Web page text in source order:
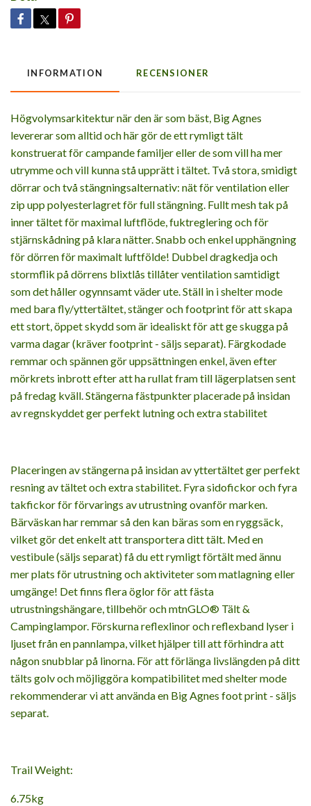
INFORMATION RECENSIONER
Högvolymsarkitektur när den är som bäst, Big Agnes
levererar som alltid och här gör de ett rymligt tält
konstruerat för campande familjer eller de som vill ha mer
utrymme och vill kunna stå upprätt i tältet. Två stora, smidigt
dörrar och två stängningsalternativ: nät för ventilation eller
zip upp polyesterlagret för full stängning. Fullt mesh tak på
inner tältet för maximal luftflöde, fuktreglering och för
stjärnskådning på klara nätter. Snabb och enkel upphängning
för dörren för maximalt luftfölde! Dubbel dragkedja och
stormflik på dörrens blixtlås tillåter ventilation samtidigt
som det håller ogynnsamt väder ute. Ställ in i shelter mode
med bara fly/yttertältet, stänger och footprint för att skapa
ett stort, öppet skydd som är idealiskt för att ge skugga på
varma dagar (kräver footprint - säljs separat). Färgkodade
remmar och spännen gör uppsättningen enkel, även efter
mörkrets inbrott efter att ha rullat fram till lägerplatsen sent
på fredag kväll. Stängerna fästpunkter placerade på insidan
av regnskyddet ger perfekt lutning och extra stabilitet
Placeringen av stängerna på insidan av yttertältet ger perfekt
resning av tältet och extra stabilitet. Fyra sidofickor och fyra
takfickor för förvarings av utrustning ovanför marken.
Bärväskan har remmar så den kan bäras som en ryggsäck,
vilket gör det enkelt att transportera ditt tält. Med en
vestibule (säljs separat) få du ett rymligt förtält med ännu
mer plats för utrustning och aktiviteter som matlagning eller
umgänge! Det finns flera öglor för att fästa
utrustningshängare, tillbehör och mtnGLO® Tält &
Campinglampor. Förskurna reflexlinor och reflexband lyser i
ljuset från en pannlampa, vilket hjälper till att förhindra att
någon snubblar på linorna. För att förlänga livslängden på ditt
tälts golv och möjliggöra kompatibilitet med shelter mode
rekommenderar vi att använda en Big Agnes foot print - säljs
separat.
Trail Weight:
6.75kg